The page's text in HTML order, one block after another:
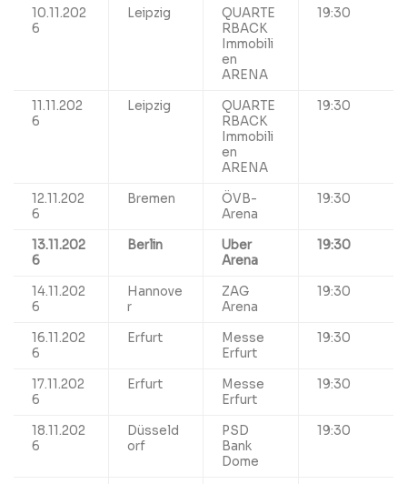
10.11.202
6
Leipzig
QUARTE
RBACK
Immobili
en
ARENA
19:30
11.11.202
6
Leipzig
QUARTE
RBACK
Immobili
en
ARENA
19:30
12.11.202
6
Bremen
ÖVB-
Arena
19:30
13.11.202
6
Berlin
Uber
Arena
19:30
14.11.202
6
Hannove
r
ZAG
Arena
19:30
16.11.202
6
Erfurt
Messe
Erfurt
19:30
17.11.202
6
Erfurt
Messe
Erfurt
19:30
18.11.202
6
Düsseld
orf
PSD
Bank
Dome
19:30